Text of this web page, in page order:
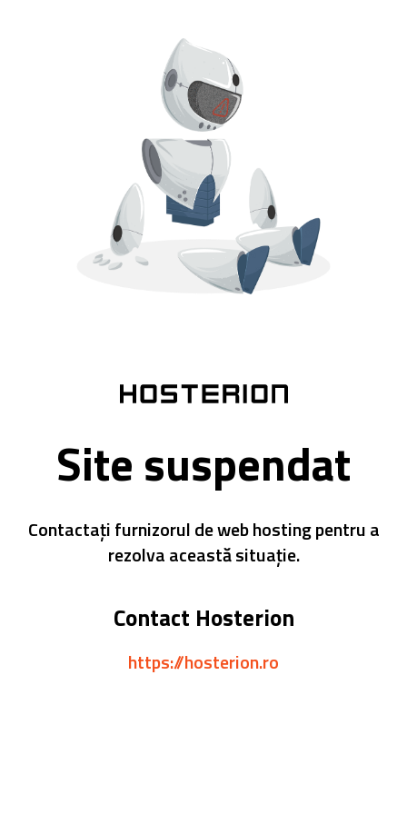
Site suspendat
Contactați furnizorul de web hosting pentru a
rezolva această situație.
Contact Hosterion
https://hosterion.ro